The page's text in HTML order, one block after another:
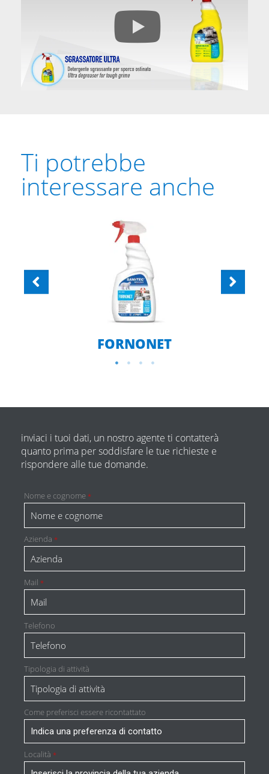
Ti potrebbe
interessare anche
FORNONET
inviaci i tuoi dati, un nostro agente ti contatterà
quanto prima per soddisfare le tue richieste e
rispondere alle tue domande.
Nome e cognome *
Azienda *
Mail *
Telefono
Tipologia di attività
Come preferisci essere ricontattato
Località *